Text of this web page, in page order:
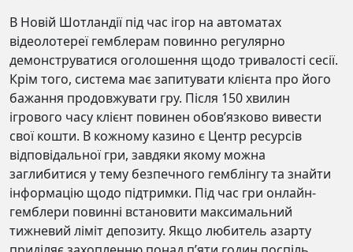
В Новій Шотландії під час ігор на автоматах
відеолотереї гемблерам повинно регулярно
демонструватися оголошення щодо тривалості сесії.
Крім того, система має запитувати клієнта про його
бажання продовжувати гру. Після 150 хвилин
ігрового часу клієнт повинен обов’язково вивести
свої кошти. В кожному казино є Центр ресурсів
відповідальної гри, завдяки якому можна
заглибитися у тему безпечного гемблінгу та знайти
інформацію щодо підтримки. Під час гри онлайн-
гемблери повинні встановити максимальний
тижневий ліміт депозиту. Якщо любитель азарту